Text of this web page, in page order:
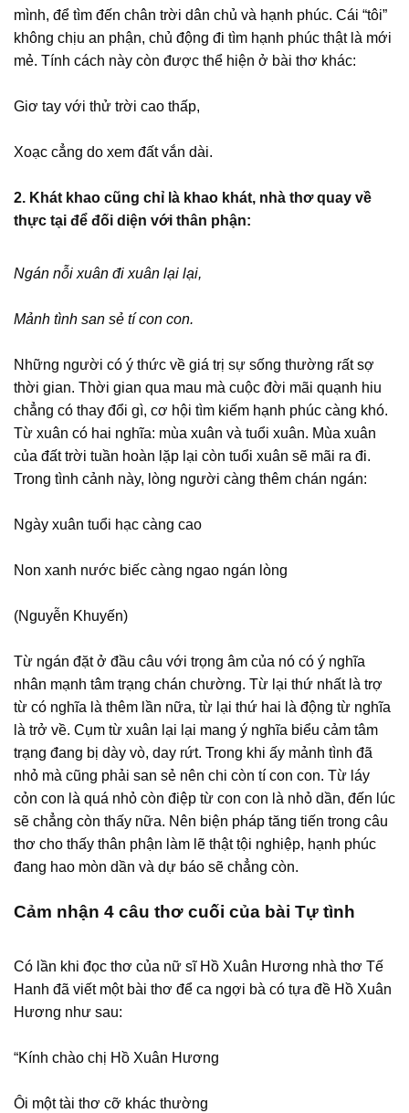
mình, để tìm đến chân trời dân chủ và hạnh phúc. Cái “tôi”
không chịu an phận, chủ động đi tìm hạnh phúc thật là mới
mẻ. Tính cách này còn được thể hiện ở bài thơ khác:
Giơ tay với thử trời cao thấp,
Xoạc cẳng do xem đất vắn dài.
2. Khát khao cũng chỉ là khao khát, nhà thơ quay về
thực tại để đối diện với thân phận:
Ngán nỗi xuân đi xuân lại lại,
Mảnh tình san sẻ tí con con.
Những người có ý thức về giá trị sự sống thường rất sợ
thời gian. Thời gian qua mau mà cuộc đời mãi quạnh hiu
chẳng có thay đổi gì, cơ hội tìm kiếm hạnh phúc càng khó.
Từ xuân có hai nghĩa: mùa xuân và tuổi xuân. Mùa xuân
của đất trời tuần hoàn lặp lại còn tuổi xuân sẽ mãi ra đi.
Trong tình cảnh này, lòng người càng thêm chán ngán:
Ngày xuân tuổi hạc càng cao
Non xanh nước biếc càng ngao ngán lòng
(Nguyễn Khuyến)
Từ ngán đặt ở đầu câu với trọng âm của nó có ý nghĩa
nhân mạnh tâm trạng chán chường. Từ lại thứ nhất là trợ
từ có nghĩa là thêm lần nữa, từ lại thứ hai là động từ nghĩa
là trở về. Cụm từ xuân lại lại mang ý nghĩa biểu cảm tâm
trạng đang bị dày vò, day rứt. Trong khi ấy mảnh tình đã
nhỏ mà cũng phải san sẻ nên chi còn tí con con. Từ láy
cỏn con là quá nhỏ còn điệp từ con con là nhỏ dần, đến lúc
sẽ chẳng còn thấy nữa. Nên biện pháp tăng tiến trong câu
thơ cho thấy thân phận làm lẽ thật tội nghiệp, hạnh phúc
đang hao mòn dần và dự báo sẽ chẳng còn.
Cảm nhận 4 câu thơ cuối của bài Tự tình
Có lần khi đọc thơ của nữ sĩ Hồ Xuân Hương nhà thơ Tế
Hanh đã viết một bài thơ để ca ngợi bà có tựa đề Hồ Xuân
Hương như sau:
“Kính chào chị Hồ Xuân Hương
Ôi một tài thơ cỡ khác thường